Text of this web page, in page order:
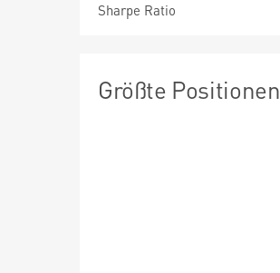
Sharpe Ratio
Größte Positionen